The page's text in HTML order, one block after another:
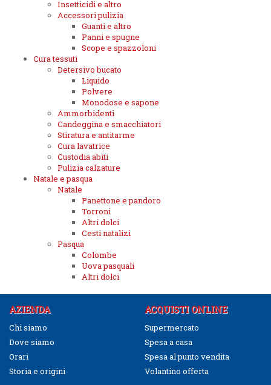
Insetticidi e altro
Accessori pulizia
Guanti e altro
Panni e spugne
Scope e spazzoloni
Cura tessuti
Detersivo bucato
Liquido
Polvere
Monodose e sapone
Ammorbidenti
Candeggina e smacchiatori
Stiratura e antitarme
Cura lavatrice
Custodia abiti
Pulizia calzature
Natale e pasqua
Natale
Panettone e pandoro
Torroni
Altri dolci
Cesti natalizi
Pasqua
Colombe
Uova pasquali
Altri dolci
AZIENDA
Chi siamo
Dove siamo
Orari
Storia e origini
ACQUISTI ONLINE
Supermercato
Spesa a casa
Spesa al punto vendita
Volantino offerta